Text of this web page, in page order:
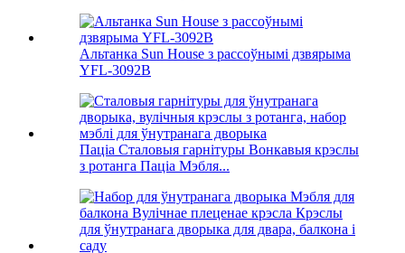
Альтанка Sun House з рассоўнымі дзвярыма
YFL-3092B
Паціа Сталовыя гарнітуры Вонкавыя крэслы
з ротанга Паціа Мэбля...